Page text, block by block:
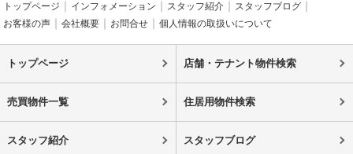
トップページ インフォメーション スタッフ紹介
スタッフブログ
お客様の声
会社概要 お問合せ 個人情報の取扱いについて
トップページ 店舗・テナント物件検索
売買物件一覧 住居用物件検索
スタッフ紹介 スタッフブログ